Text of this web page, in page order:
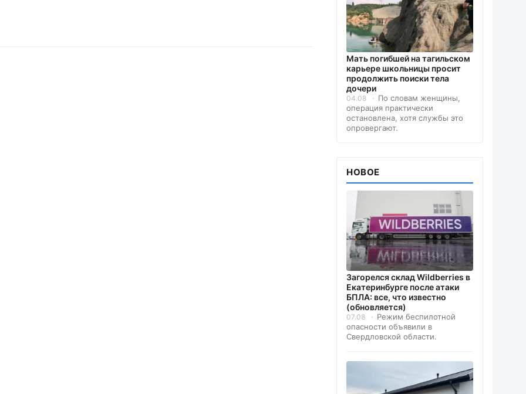
Мать погибшей на тагильском
карьере школьницы просит
продолжить поиски тела
дочери
04.08
По словам женщины,
операция практически
остановлена, хотя службы это
опровергают.
НОВОЕ
Загорелся склад Wildberries в
Екатеринбурге после атаки
БПЛА: все, что известно
(обновляется)
07.08
Режим беспилотной
опасности объявили в
Свердловской области.